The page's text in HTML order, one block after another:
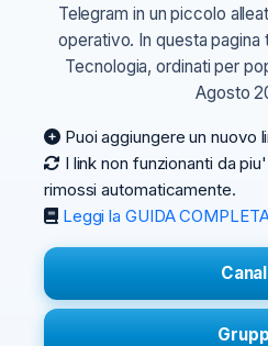
Telegram in un piccolo
operativo. In questa
Tecnologia, ordinati per
Agosto
Puoi aggiungere un nuovo
I link non funzionanti da
rimossi automaticamente.
Leggi la GUIDA